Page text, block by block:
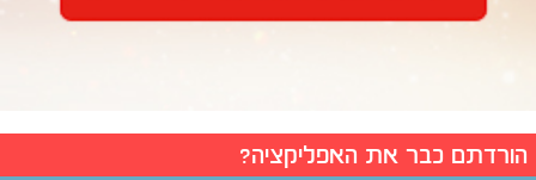
הורדתם כבר את האפליקציה?